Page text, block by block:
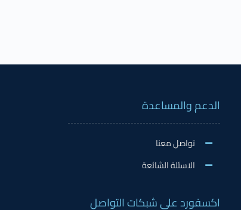
الدعم والمساعدة
تواصل معنا
الاسئلة الشائعة
اكسفورد على شبكات التواصل